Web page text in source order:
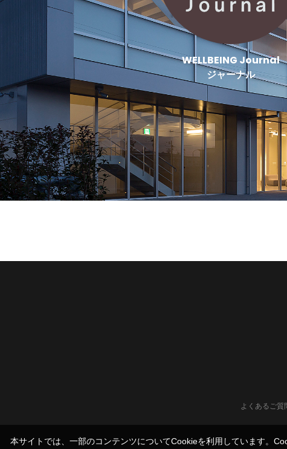
WELLBEING Journal
ジャーナル
よくあるご質
本サイトでは、一部のコンテンツについてCookieを利用しています。